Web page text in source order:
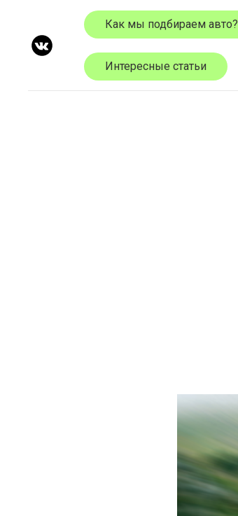
Как мы подбираем авто?
Интересные статьи